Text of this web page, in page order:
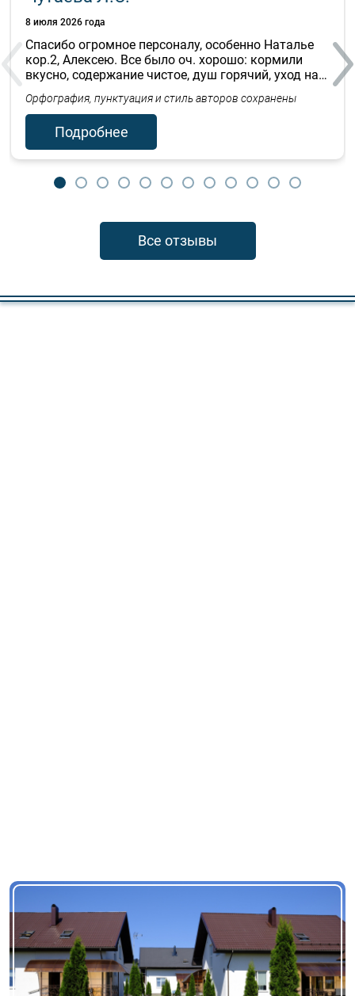
8 июля 2026 года
Спасибо огромное персоналу, особенно Наталье
кор.2, Алексею. Все было оч. хорошо: кормили
вкусно, содержание чистое, душ горячий, уход на
Чутаева Л.С. 08.07.26г.
Орфография, пунктуация и стиль авторов сохранены
Подробнее
Все отзывы